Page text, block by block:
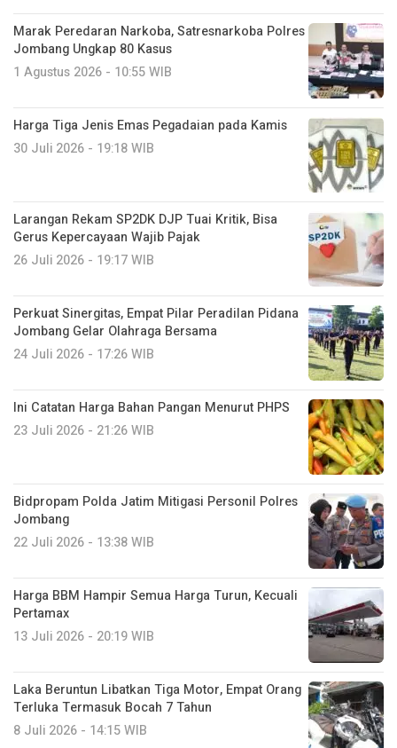
Marak Peredaran Narkoba, Satresnarkoba Polres
Jombang Ungkap 80 Kasus
1 Agustus 2026 - 10:55 WIB
Harga Tiga Jenis Emas Pegadaian pada Kamis
30 Juli 2026 - 19:18 WIB
Larangan Rekam SP2DK DJP Tuai Kritik, Bisa
Gerus Kepercayaan Wajib Pajak
26 Juli 2026 - 19:17 WIB
Perkuat Sinergitas, Empat Pilar Peradilan Pidana
Jombang Gelar Olahraga Bersama
24 Juli 2026 - 17:26 WIB
Ini Catatan Harga Bahan Pangan Menurut PHPS
23 Juli 2026 - 21:26 WIB
Bidpropam Polda Jatim Mitigasi Personil Polres
Jombang
22 Juli 2026 - 13:38 WIB
Harga BBM Hampir Semua Harga Turun, Kecuali
Pertamax
13 Juli 2026 - 20:19 WIB
Laka Beruntun Libatkan Tiga Motor, Empat Orang
Terluka Termasuk Bocah 7 Tahun
8 Juli 2026 - 14:15 WIB